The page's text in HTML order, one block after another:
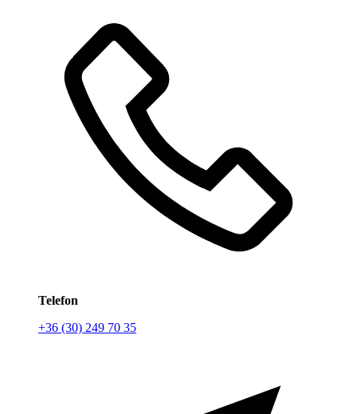
Telefon
+36 (30) 249 70 35